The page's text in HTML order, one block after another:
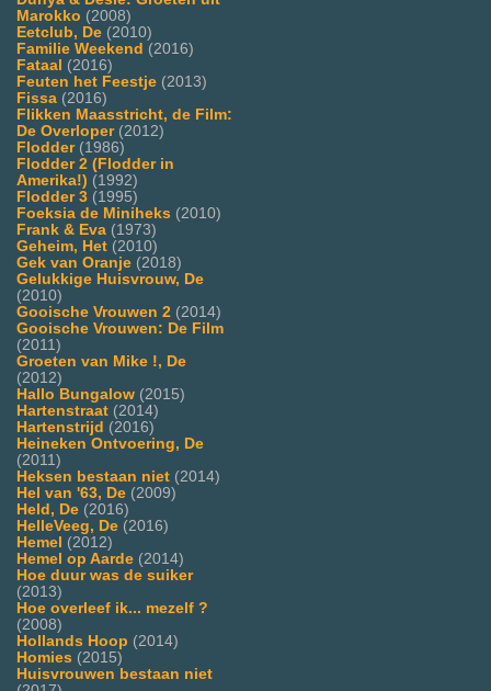
Marokko (2008)
Eetclub, De (2010)
Familie Weekend (2016)
Fataal (2016)
Feuten het Feestje (2013)
Fissa (2016)
Flikken Maasstricht, de Film:
De Overloper(2012)
Flodder(1986)
Flodder 2 (Flodder in
Amerika!) (1992)
Flodder 3 (1995)
Foeksia de Miniheks (2010)
Frank & Eva (1973)
Geheim, Het (2010)
Gek van Oranje (2018)
Gelukkige Huisvrouw, De
(2010)
Gooische Vrouwen 2 (2014)
Gooische Vrouwen: De Film
(2011)
Groeten van Mike !, De
(2012)
Hallo Bungalow (2015)
Hartenstraat (2014)
Hartenstrijd (2016)
Heineken Ontvoering, De
(2011)
Heksen bestaan niet (2014)
Hel van '63, De (2009)
Held, De (2016)
HelleVeeg, De (2016)
Hemel (2012)
Hemel op Aarde (2014)
Hoe duur was de suiker
(2013)
Hoe overleef ik... mezelf ?
(2008)
Hollands Hoop (2014)
Homies (2015)
Huisvrouwen bestaan niet